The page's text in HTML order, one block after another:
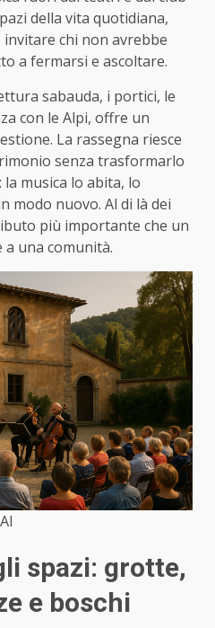
della vita quotidiana,
chi non avrebbe
a fermarsi e ascoltare.
sabauda, i portici, le
con le Alpi, offre un
La rassegna riesce
senza trasformarlo
musica lo abita, lo
modo nuovo. Al di là dei
più importante che un
una comunità.
spazi: grotte,
e boschi